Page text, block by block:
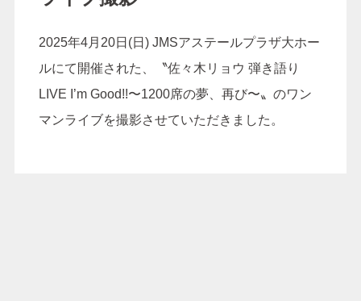
2025年4月20日(日) JMSアステールプラザ大ホー
ルにて開催された、〝佐々木リョウ 弾き語り
LIVE I’m Good!!〜1200席の夢、再び〜〟のワン
マンライブを撮影させていただきました。